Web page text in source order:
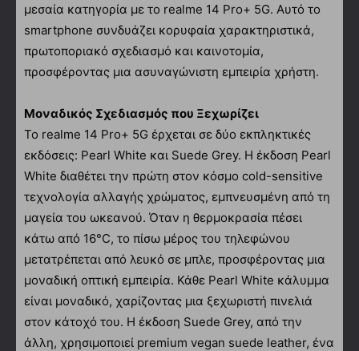
μεσαία κατηγορία με το realme 14 Pro+ 5G. Αυτό το
smartphone συνδυάζει κορυφαία χαρακτηριστικά,
πρωτοποριακό σχεδιασμό και καινοτομία,
προσφέροντας μια ασυναγώνιστη εμπειρία χρήστη.
Μοναδικός Σχεδιασμός που Ξεχωρίζει
Το realme 14 Pro+ 5G έρχεται σε δύο εκπληκτικές
εκδόσεις: Pearl White και Suede Grey. Η έκδοση Pearl
White διαθέτει την πρώτη στον κόσμο cold-sensitive
τεχνολογία αλλαγής χρώματος, εμπνευσμένη από τη
μαγεία του ωκεανού. Όταν η θερμοκρασία πέσει
κάτω από 16°C, το πίσω μέρος του τηλεφώνου
μετατρέπεται από λευκό σε μπλε, προσφέροντας μια
μοναδική οπτική εμπειρία. Κάθε Pearl White κάλυμμα
είναι μοναδικό, χαρίζοντας μια ξεχωριστή πινελιά
στον κάτοχό του. Η έκδοση Suede Grey, από την
άλλη, χρησιμοποιεί premium vegan suede leather, ένα